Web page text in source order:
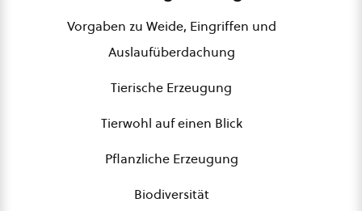
Vorgaben zu Weide, Eingriffen und
Auslaufüberdachung
Tierische Erzeugung
Tierwohl auf einen Blick
Pflanzliche Erzeugung
Biodiversität